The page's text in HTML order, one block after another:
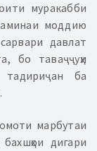
муракабби
моддию
давлат
бо таваҷҷуҳи
тадириҷан ба
марбутаи
дигари